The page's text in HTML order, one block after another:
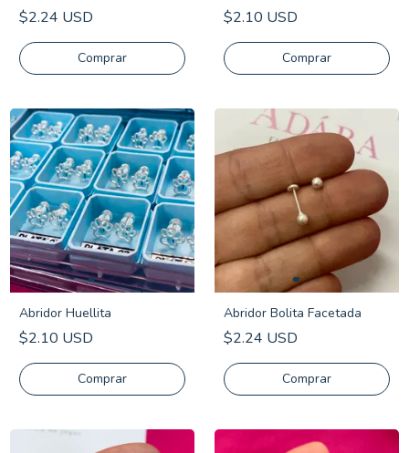
$2.24 USD
Comprar
$2.10 USD
Comprar
Abridor Huellita
$2.10 USD
Comprar
Abridor Bolita Facetada
$2.24 USD
Comprar